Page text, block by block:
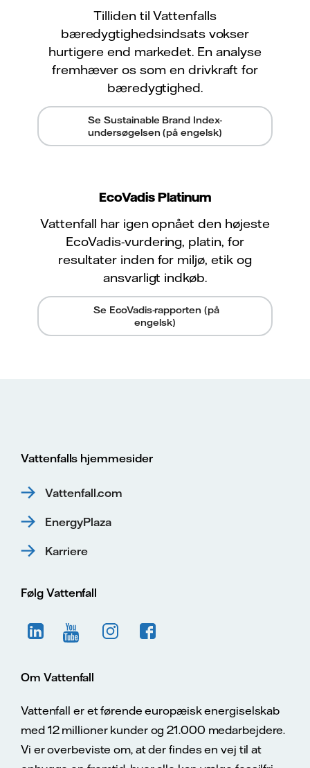
Tilliden til Vattenfalls
bæredygtighedsindsats vokser
hurtigere end markedet. En analyse
fremhæver os som en drivkraft for
bæredygtighed.
Se Sustainable Brand Index-
undersøgelsen (på engelsk)
EcoVadis Platinum
Vattenfall har igen opnået den højeste
EcoVadis-vurdering, platin, for
resultater inden for miljø, etik og
ansvarligt indkøb.
Se EcoVadis-rapporten (på
engelsk)
Vattenfalls hjemmesider
Vattenfall.com
EnergyPlaza
Karriere
Følg Vattenfall
Om Vattenfall
Vattenfall er et førende europæisk energiselskab
med 12 millioner kunder og 21.000 medarbejdere.
Vi er overbeviste om, at der findes en vej til at